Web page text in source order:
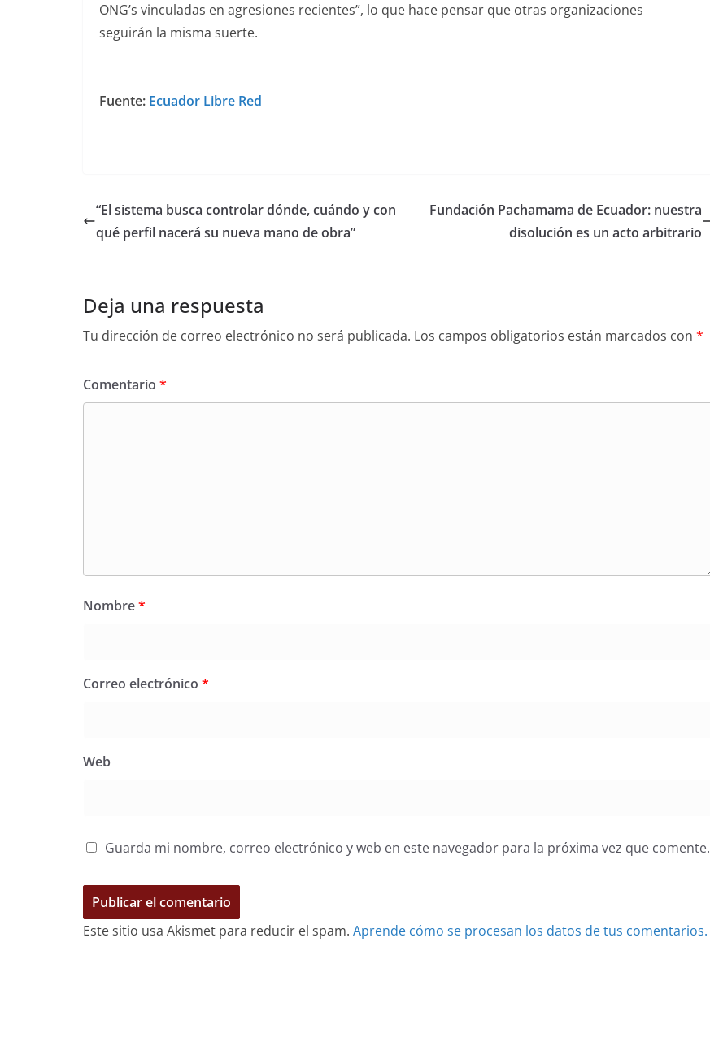
ONG’s vinculadas en agresiones recientes”, lo que hace pensar que otras organizaciones
seguirán la misma suerte.
Fuente: Ecuador Libre Red
“El sistema busca controlar dónde, cuándo y con
qué perfil nacerá su nueva mano de obra”
Fundación Pachamama de Ecuador: nuestra
disolución es un acto arbitrario
Deja una respuesta
Tu dirección de correo electrónico no será publicada. Los campos obligatorios están marcados con *
Comentario *
Nombre*
Correo electrónico *
Web
Guarda mi nombre, correo electrónico y web en este navegador para la próxima vez que comente.
Este sitio usa Akismet para reducir el spam. Aprende cómo se procesan los datos de tus comentarios.